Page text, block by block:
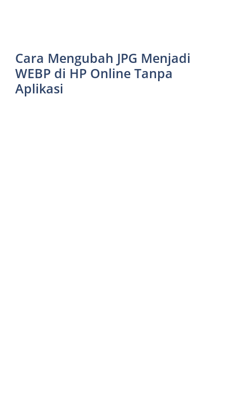
Cara Mengubah JPG Menjadi
WEBP di HP Online Tanpa
Aplikasi